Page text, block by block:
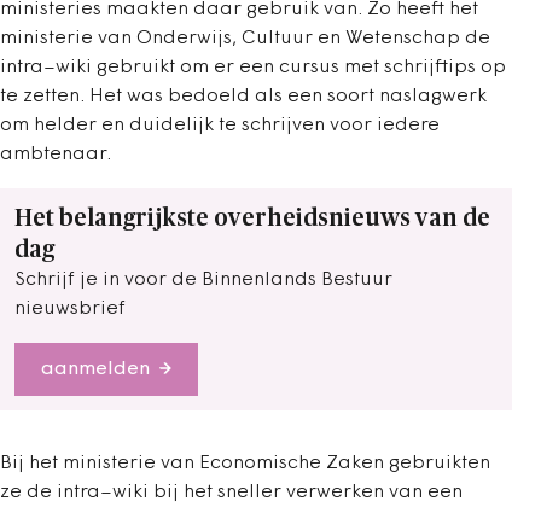
ministeries maakten daar gebruik van. Zo heeft het
ministerie van Onderwijs, Cultuur en Wetenschap de
intra–wiki gebruikt om er een cursus met schrijftips op
te zetten. Het was bedoeld als een soort naslagwerk
om helder en duidelijk te schrijven voor iedere
ambtenaar.
Het belangrijkste overheidsnieuws van de
dag
Schrijf je in voor de Binnenlands Bestuur
nieuwsbrief
aanmelden
Bij het ministerie van Economische Zaken gebruikten
ze de intra–wiki bij het sneller verwerken van een